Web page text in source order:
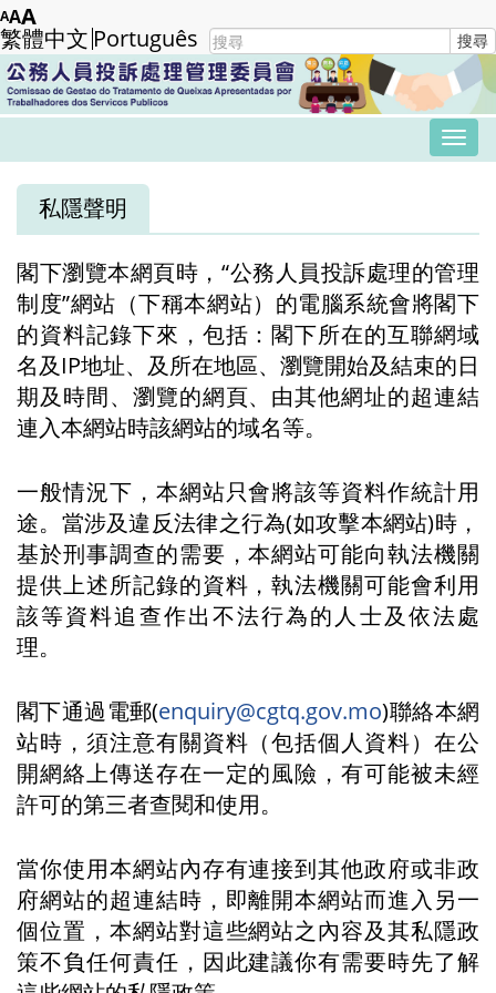
Skip
to
main
content
AAA
繁體中文 Português
Search
form
搜尋
Submit
私隱聲明
閣下瀏覽本網頁時，“公務人員投訴處理的管理
制度”網站（下稱本網站）的電腦系統會將閣下
的資料記錄下來，包括：閣下所在的互聯網域
名及IP地址、及所在地區、瀏覽開始及結束的日
期及時間、瀏覽的網頁、由其他網址的超連結
連入本網站時該網站的域名等。
一般情況下，本網站只會將該等資料作統計用
途。當涉及違反法律之行為(如攻擊本網站)時，
基於刑事調查的需要，本網站可能向執法機關
提供上述所記錄的資料，執法機關可能會利用
該等資料追查作出不法行為的人士及依法處
理。
閣下通過電郵(enquiry@cgtq.gov.mo)聯絡本網
站時，須注意有關資料（包括個人資料）在公
開網絡上傳送存在一定的風險，有可能被未經
許可的第三者查閱和使用。
當你使用本網站內存有連接到其他政府或非政
府網站的超連結時，即離開本網站而進入另一
個位置，本網站對這些網站之內容及其私隱政
策不負任何責任，因此建議你有需要時先了解